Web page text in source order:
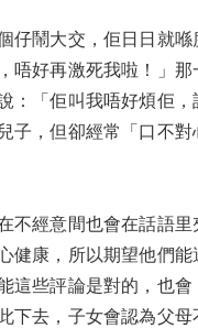
仔鬧大交，佢日日就
唔好再激死我啦！」
「佢叫我唔好煩佢，
子，但卻經常「口不
不經意間也會在話語
健康，所以期望他們
些評論是對的，也會
去，子女會認為父母